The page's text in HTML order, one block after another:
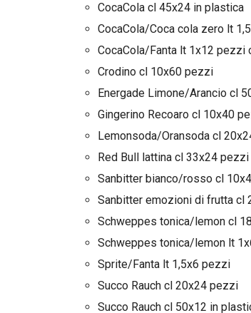
CocaCola cl 45x24 in plastica
CocaCola/Coca cola zero lt
CocaCola/Fanta lt 1x12 pezzi
Crodino cl 10x60 pezzi
Energade Limone/Arancio cl
Gingerino Recoaro cl 10x40
Lemonsoda/Oransoda cl
Red Bull lattina cl 33x24 pezzi
Sanbitter bianco/rosso cl
Sanbitter emozioni di frutta cl
Schweppes tonica/lemon cl
Schweppes tonica/lemon lt
Sprite/Fanta lt 1,5x6 pezzi
Succo Rauch cl 20x24 pezzi
Succo Rauch cl 50x12 in